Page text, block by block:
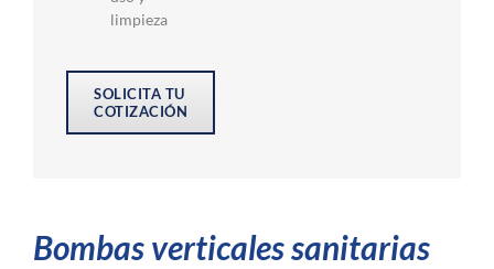
limpieza
SOLICITA TU
COTIZACIÓN
Bombas verticales sanitarias